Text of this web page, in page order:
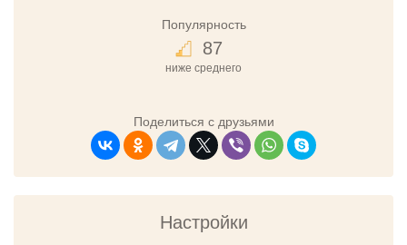
Популярность
87
ниже среднего
Поделиться с друзьями
Настройки